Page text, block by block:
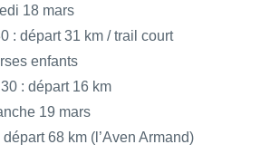
18 mars
: départ 31 km / trail court
enfants
: départ 16 km
19 mars
départ 68 km (l’Aven Armand)